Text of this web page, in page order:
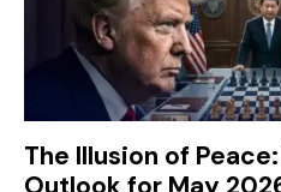
The Illusion of